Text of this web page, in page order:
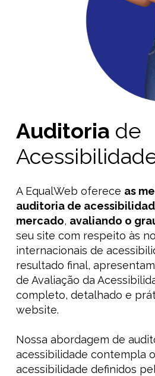
Auditoria de
A EqualWeb oferece as
auditoria de
mercado, avaliando o
seu site com respeito às
internacionais de
resultado final,
de Avaliação da
completo, detalhado e
website.
Nossa abordagem de
acessibilidade contempla
acessibilidade definidos